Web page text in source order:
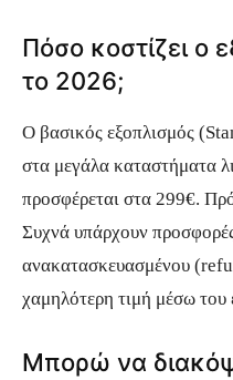
Πόσο κοστίζει ο
το 2026;
Ο βασικός εξοπλισμός
στα μεγάλα καταστήματα
προσφέρεται στα 299€.
Συχνά υπάρχουν
ανακατασκευασμένου
χαμηλότερη τιμή μέσω του
Μπορώ να